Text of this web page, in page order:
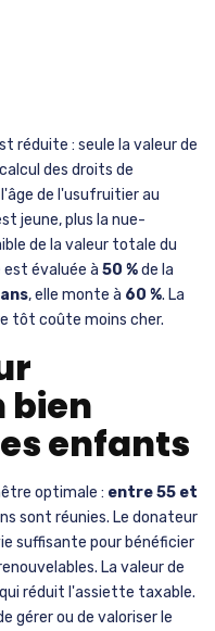
réduite : seule la valeur de
des droits de
de l'usufruitier au
jeune, plus la nue-
de la valeur totale du
évaluée à 50 %de la
, elle monte à 60 %. La
tôt coûte moins cher.
bien
enfants
optimale : entre 55 et
sont réunies. Le donateur
suffisante pour bénéficier
La valeur de
réduit l'assiette taxable.
gérer ou de valoriser le